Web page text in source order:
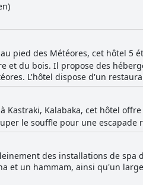
pied des Météores, cet hôtel 5
et du bois. Il propose des
L'hôtel dispose d'un
Kastraki, Kalabaka, cet hôtel
le souffle pour une escapade
des installations de
et un hammam, ainsi qu'un